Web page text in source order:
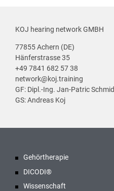
KOJ hearing network GMBH
77855 Achern (DE)
Hänferstrasse 35
+49 7841 682 57 38
network@koj.training
GF: Dipl.-Ing. Jan-Patric Schmid
GS: Andreas Koj
Gehörtherapie
DICODI®
Wissenschaft